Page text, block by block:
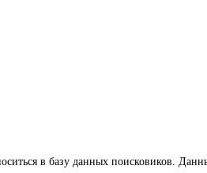
в базу данных поисковиков.